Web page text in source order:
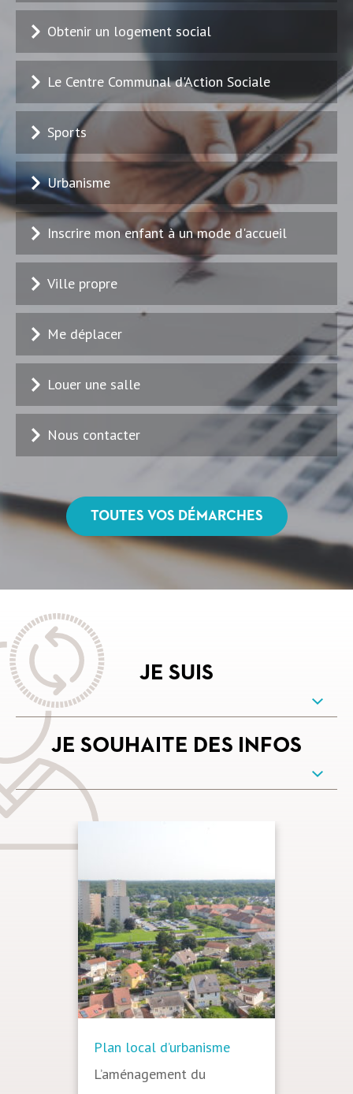
Obtenir un logement social
Le Centre Communal d'Action Sociale
Sports
Urbanisme
Inscrire mon enfant à un mode d'accueil
Ville propre
Me déplacer
Louer une salle
Nous contacter
TOUTES VOS DÉMARCHES
JE SUIS
JE SOUHAITE DES INFOS
Plan local d’urbanisme
L’aménagement du